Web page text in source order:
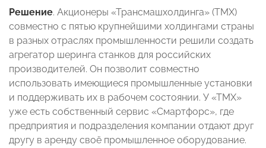
Решение. Акционеры «Трансмашхолдинга» (ТМХ)
совместно с пятью крупнейшими холдингами страны
в разных отраслях промышленности решили создать
агрегатор шеринга станков для российских
производителей. Он позволит совместно
использовать имеющиеся промышленные установки
и поддерживать их в рабочем состоянии. У «ТМХ»
уже есть собственный сервис «Смартфорс», где
предприятия и подразделения компании отдают друг
другу в аренду своё промышленное оборудование.